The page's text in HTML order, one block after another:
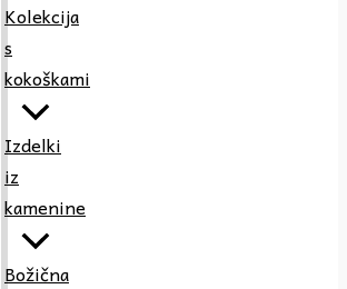
Kolekcija
s
kokoškami
Izdelki
iz
kamenine
Božična